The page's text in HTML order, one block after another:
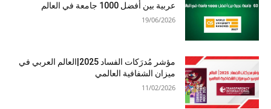
عربية بين أفضل 1000 جامعة في العالم
19/06/2026
مؤشر مُدرَكات الفساد 2025|العالم العربي في
ميزان الشفافية العالمي
11/02/2026